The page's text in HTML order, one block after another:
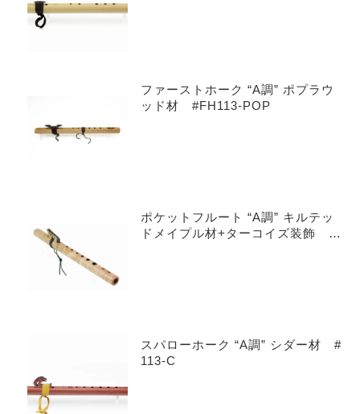
ファーストホーク “A調” ポプラウ
ッド材 #FH113-POP
ポケットフルート “A調” キルテッ
ドメイプル材+ターコイズ装飾 #
スパローホーク “A調” シダー材 #
113-C